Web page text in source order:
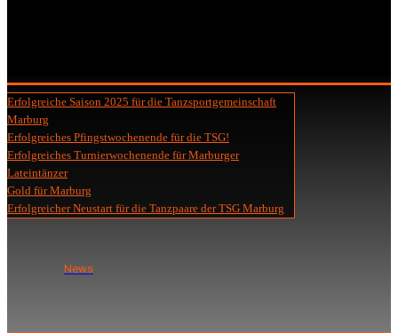
Erfolgreiche Saison 2025 für die Tanzsportgemeinschaft
Marburg
Erfolgreiches Pfingstwochenende für die TSG!
Erfolgreiches Turnierwochenende für Marburger
Lateintänzer
Gold für Marburg
Erfolgreicher Neustart für die Tanzpaare der TSG Marburg
News